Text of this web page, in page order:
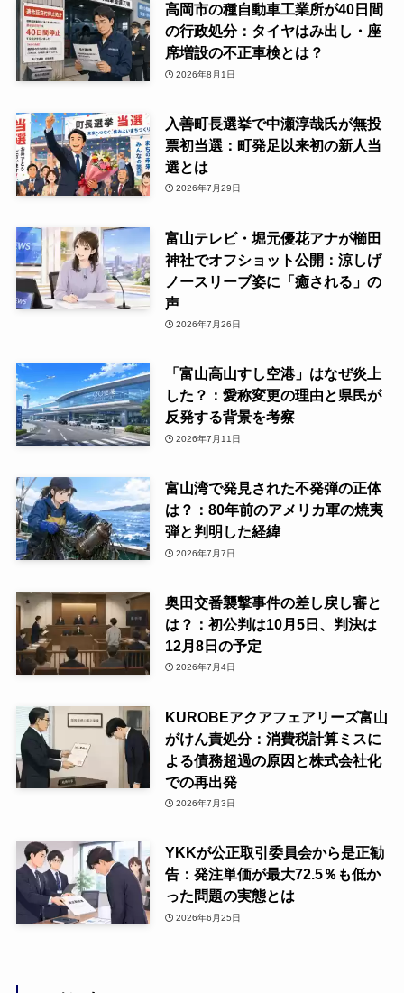
高岡市の種自動車工業所が40日間
の行政処分：タイヤはみ出し・座
席増設の不正車検とは？
2026年8月1日
入善町長選挙で中瀬淳哉氏が無投
票初当選：町発足以来初の新人当
選とは
2026年7月29日
富山テレビ・堀元優花アナが櫛田
神社でオフショット公開：涼しげ
ノースリーブ姿に「癒される」の
声
2026年7月26日
「富山高山すし空港」はなぜ炎上
した？：愛称変更の理由と県民が
反発する背景を考察
2026年7月11日
富山湾で発見された不発弾の正体
は？：80年前のアメリカ軍の焼夷
弾と判明した経緯
2026年7月7日
奥田交番襲撃事件の差し戻し審と
は？：初公判は10月5日、判決は
12月8日の予定
2026年7月4日
KUROBEアクアフェアリーズ富山
がけん責処分：消費税計算ミスに
よる債務超過の原因と株式会社化
での再出発
2026年7月3日
YKKが公正取引委員会から是正勧
告：発注単価が最大72.5％も低か
った問題の実態とは
2026年6月25日